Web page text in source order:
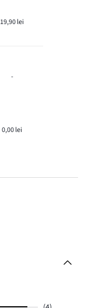
19,90 lei
-
0,00 lei